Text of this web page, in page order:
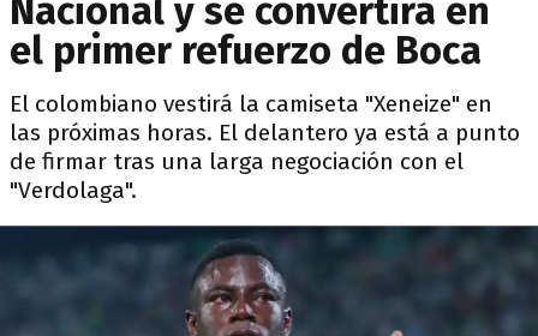
Nacional y se convertirá en
el primer refuerzo de Boca
El colombiano vestirá la camiseta "Xeneize" en
las próximas horas. El delantero ya está a punto
de firmar tras una larga negociación con el
"Verdolaga".